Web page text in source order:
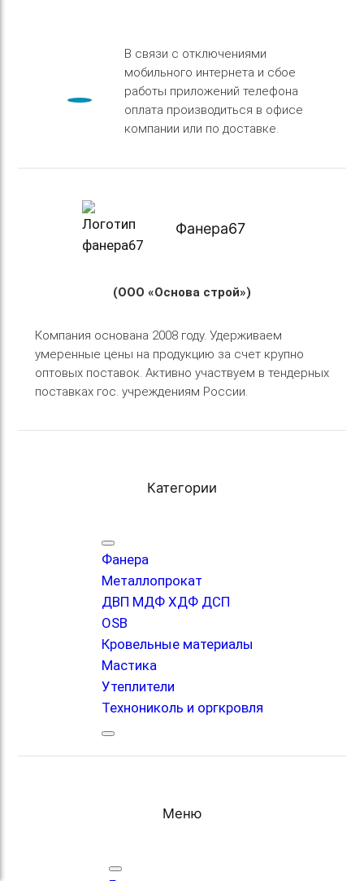
В связи с отключениями
мобильного интернета и сбое
работы приложений телефона
оплата производиться в офисе
компании или по доставке.
Фанера67
(ООО «Основа строй»)
Компания основана 2008 году. Удерживаем
умеренные цены на продукцию за счет крупно
оптовых поставок. Активно участвуем в тендерных
поставках гос. учреждениям России.
Категории
Фанера
Металлопрокат
ДВП МДФ ХДФ ДСП
OSB
Кровельные материалы
Мастика
Утеплители
Технониколь и оргкровля
Меню